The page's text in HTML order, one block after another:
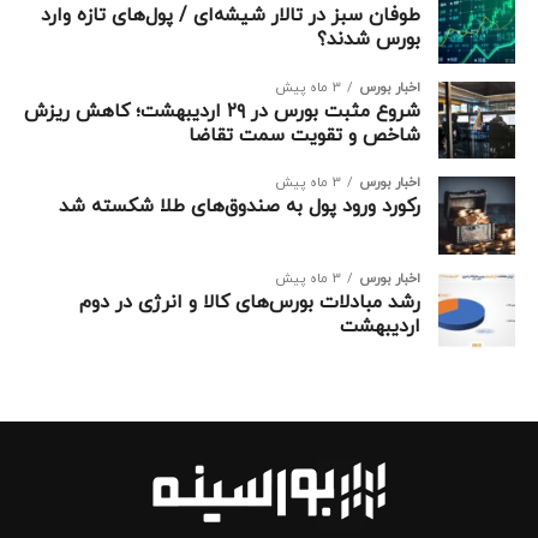
نقشه بورس امروز سه‌شنبه ۶ آبان ۱۴۰۴
طوفان سبز در تالار شیشه‌ای / پول‌های تازه وارد
بورس شدند؟
اخبار بورس 3 ماه پیش
شروع مثبت بورس در ۲۹ اردیبهشت؛ کاهش ریزش
شاخص و تقویت سمت تقاضا
اخبار بورس 3 ماه پیش
رکورد ورود پول به صندوق‌های طلا شکسته شد
اخبار بورس 3 ماه پیش
رشد مبادلات بورس‌های کالا و انرژی در دوم
اردیبهشت